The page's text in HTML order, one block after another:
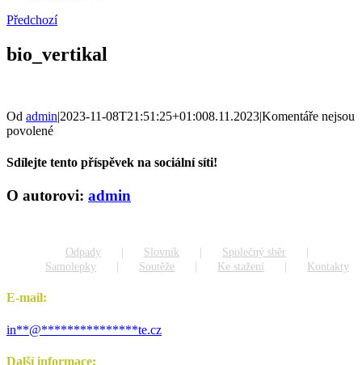
Předchozí
bio_vertikal
Od admin|2023-11-08T21:51:25+01:008.11.2023|Komentáře nejsou
povolenéu
s
názvem
bio_vertikal
Sdílejte tento příspěvek na sociální síti!
Facebook
X
Reddit
LinkedIn
WhatsApp
Tumblr
Pinterest
Vk
Xing
E-
O autorovi: admin
Odpady Slovník
Společný sběr
Samolepky
Soutěže Ke stažení Kontakty
E-mail:
in**@***************te.cz
Další informace: